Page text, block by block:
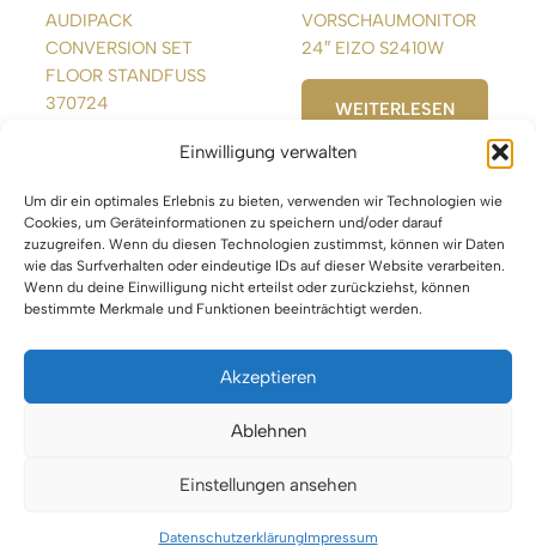
Einwilligung verwalten
Um dir ein optimales Erlebnis zu bieten, verwenden wir Technologien wie
Cookies, um Geräteinformationen zu speichern und/oder darauf
zuzugreifen. Wenn du diesen Technologien zustimmst, können wir Daten
wie das Surfverhalten oder eindeutige IDs auf dieser Website verarbeiten.
Wenn du deine Einwilligung nicht erteilst oder zurückziehst, können
bestimmte Merkmale und Funktionen beeinträchtigt werden.
Akzeptieren
Ablehnen
Einstellungen ansehen
DatenschutzerklärungImpressum
AUDIPACK
CONVERSION SET
FLOOR STANDFUSS
370724
WEITERLESEN
VORSCHAUMONITOR
24″ EIZO S2410W
WEITERLESEN
Impressum
Datenschutz